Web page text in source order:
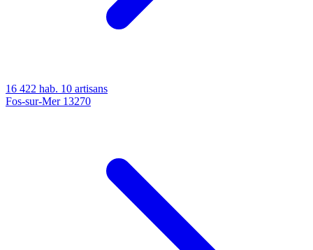
16 422 hab. 10 artisans
Fos-sur-Mer 13270